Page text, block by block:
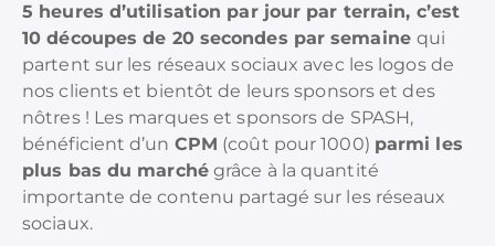
5 heures d’utilisation par jour par terrain, c’est
10 découpes de 20 secondes par semaine qui
partent sur les réseaux sociaux avec les logos de
nos clients et bientôt de leurs sponsors et des
nôtres ! Les marques et sponsors de SPASH,
bénéficient d’un CPM (coût pour 1000) parmi les
plus bas du marchégrâce à la quantité
importante de contenu partagé sur les réseaux
sociaux.